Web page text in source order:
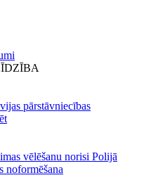
pārstāvniecības
vēlēšanu norisi Polijā
noformēšana